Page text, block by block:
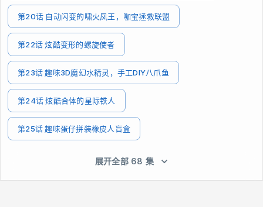
第20话 自动闪变的啸火凤王，咖宝拯救联盟
第22话 炫酷变形的螺旋使者
第23话 趣味3D魔幻水精灵，手工DIY八爪鱼
第24话 炫酷合体的星际铁人
第25话 趣味蛋仔拼装橡皮人盲盒
展开全部 68 集